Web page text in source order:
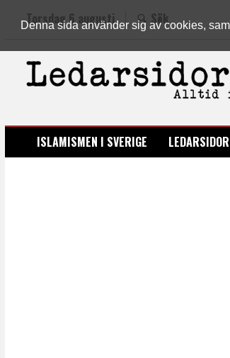
Denna sida använder sig av cookies,
Torsdag 6 augusti Sök
LEDARSIDORNA.SE
ISLAMISMEN I SVERIGE LEDARSIDOR